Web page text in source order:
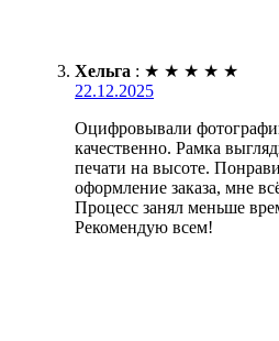
Хельга : ★ ★ ★ ★ ★
22.12.2025
Оцифровывали
качественно. Рамка
печати на высоте.
оформление заказа, мне
Процесс занял меньше
Рекомендую всем!